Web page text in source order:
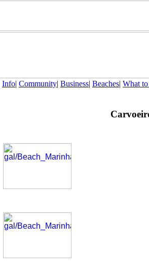
Info| Community| Business| Beaches| What